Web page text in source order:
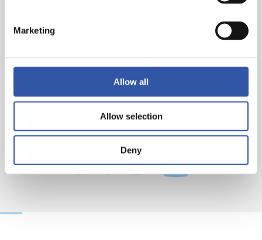
Marketing
Allow all
Allow selection
Deny